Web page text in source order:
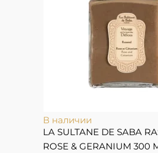
В наличии
LA SULTANE DE SABA
ROSE & GERANIUM 300